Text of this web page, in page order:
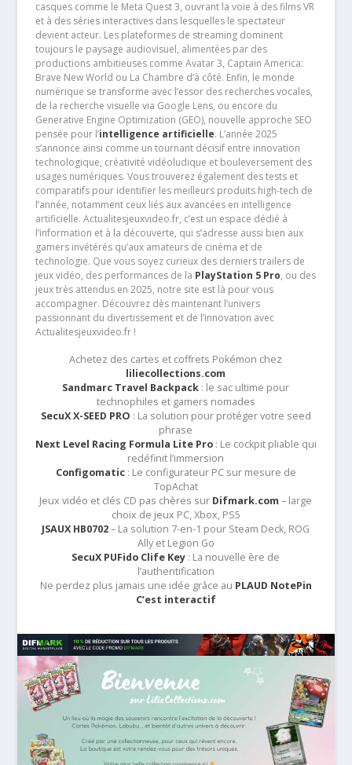
casques comme le Meta Quest 3, ouvrant la voie à des films VR
et à des séries interactives dans lesquelles le spectateur
devient acteur. Les plateformes de streaming dominent
toujours le paysage audiovisuel, alimentées par des
productions ambitieuses comme Avatar 3, Captain America:
Brave New World ou La Chambre d’à côté. Enfin, le monde
numérique se transforme avec l’essor des recherches vocales,
de la recherche visuelle via Google Lens, ou encore du
Generative Engine Optimization (GEO), nouvelle approche SEO
pensée pour l’intelligence artificielle. L’année 2025
s’annonce ainsi comme un tournant décisif entre innovation
technologique, créativité vidéoludique et bouleversement des
usages numériques. Vous trouverez également des tests et
comparatifs pour identifier les meilleurs produits high-tech de
l’année, notamment ceux liés aux avancées en intelligence
artificielle. Actualitesjeuxvideo.fr, c’est un espace dédié à
l’information et à la découverte, qui s’adresse aussi bien aux
gamers invétérés qu’aux amateurs de cinéma et de
technologie. Que vous soyez curieux des derniers trailers de
jeux vidéo, des performances de la PlayStation 5 Pro, ou des
jeux très attendus en 2025, notre site est là pour vous
accompagner. Découvrez dès maintenant l’univers
passionnant du divertissement et de l’innovation avec
Actualitesjeuxvideo.fr !
Achetez des cartes et coffrets Pokémon chez
liliecollections.com
Sandmarc Travel Backpack : le sac ultime pour
technophiles et gamers nomades
SecuX X-SEED PRO : La solution pour protéger votre seed
phrase
Next Level Racing Formula Lite Pro: Le cockpit pliable qui
redéfinit l’immersion
Configomatic: Le configurateur PC sur mesure de
TopAchat
Jeux vidéo et clés CD pas chères sur Difmark.com – large
choix de jeux PC, Xbox, PS5
JSAUX HB0702– La solution 7-en-1 pour Steam Deck, ROG
Ally et Legion Go
SecuX PUFido Clife Key : La nouvelle ère de
l’authentification
Ne perdez plus jamais une idée grâce au PLAUD NotePin
C’est interactif